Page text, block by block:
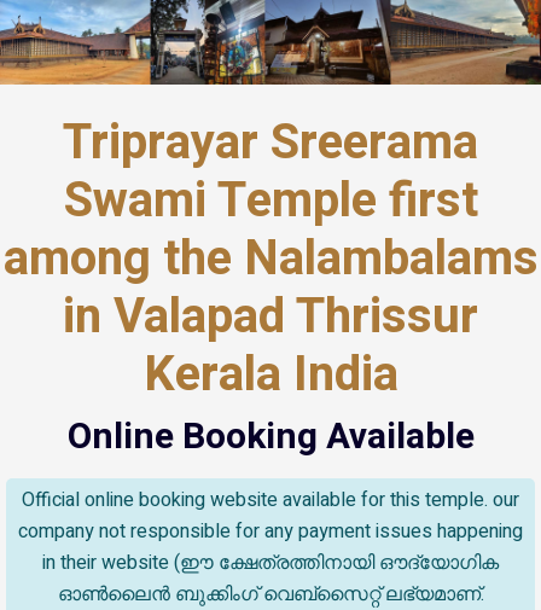
Triprayar Sreerama
Swami Temple first
among the Nalambalams
in Valapad Thrissur
Kerala India
Online Booking Available
Official online booking website available for this temple. our
company not responsible for any payment issues happening
in their website (ഈ ക്ഷേത്രത്തിനായി ഔദ്യോഗിക
ഓൺലൈൻ ബുക്കിംഗ് വെബ്സൈറ്റ് ലഭ്യമാണ്.